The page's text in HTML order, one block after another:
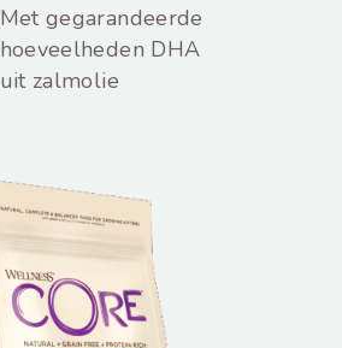
Met gegarandeerde
hoeveelheden DHA
uit zalmolie